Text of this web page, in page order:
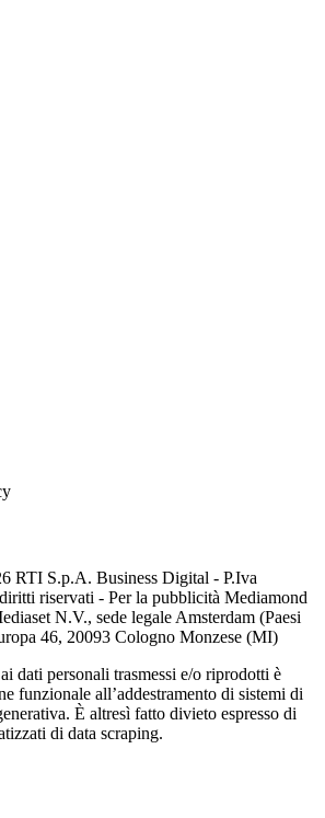
RTI S.p.A. Business Digital - P.Iva
riservati - Per la pubblicità Mediamond
N.V., sede legale Amsterdam (Paesi
46, 20093 Cologno Monzese (MI)
dati personali trasmessi e/o riprodotti è
funzionale all’addestramento di sistemi di
È altresì fatto divieto espresso di
di data scraping.